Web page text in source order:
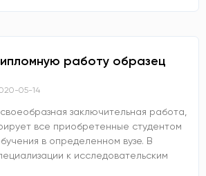
работу образец
05-14
заключительная работа,
все приобретенные студентом
в определенном вузе. В
к исследовательским